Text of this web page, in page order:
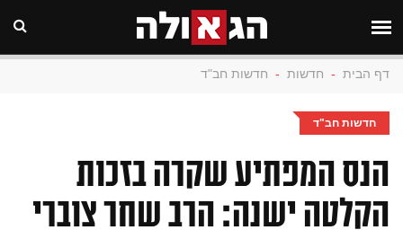
דף הבית - חדשות - חדשות חב"ד
חדשות חב"ד
הנס המפתיע שקרה בזכות
הקלטה ישנה: הרב שחר צוברי